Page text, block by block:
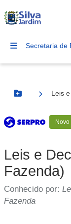
Secretaria de
Botão Menu
Leis
Serviço Externo Novo
Leis e
Fazenda)
Conhecido por:
Fazenda